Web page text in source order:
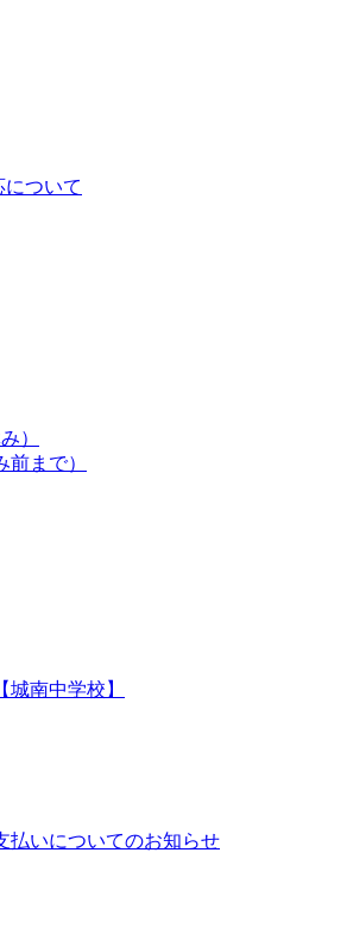
について
）
まで）
城南中学校】
払いについてのお知らせ